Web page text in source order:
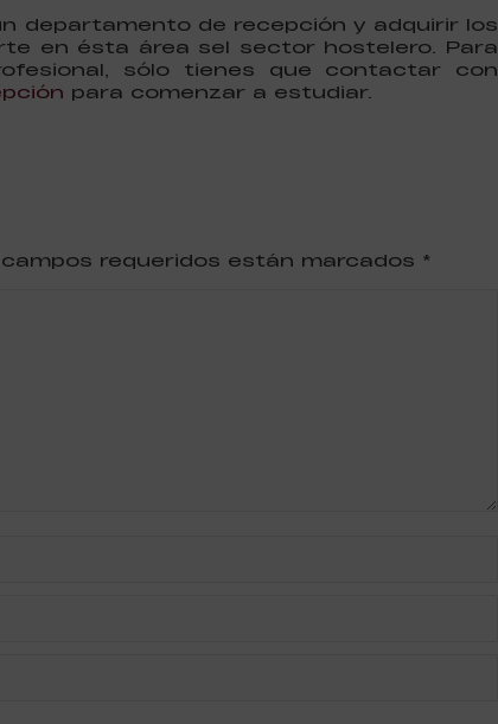
departamento de recepción y adquirir los
en ésta área sel sector hostelero. Para
sólo tienes que contactar con
para comenzar a estudiar.
requeridos están marcados *